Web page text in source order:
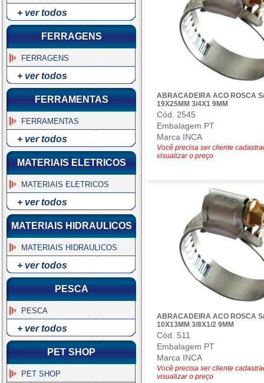
+ ver todos
FERRAGENS
FERRAGENS
+ ver todos
FERRAMENTAS
FERRAMENTAS
+ ver todos
MATERIAIS ELETRICOS
MATERIAIS ELETRICOS
+ ver todos
MATERIAIS HIDRAULICOS
MATERIAIS HIDRAULICOS
+ ver todos
PESCA
PESCA
+ ver todos
PET SHOP
PET SHOP
ABRACADEIRA ACO ROSCA
19X25MM 3/4X1 9MM
Cód. 2545
Embalagem PT
Marca INCA
Você precisa ser cliente
visualizar o preço
ABRACADEIRA ACO ROSCA
10X13MM 3/8X1/2 9MM
Cód. 511
Embalagem PT
Marca INCA
Você precisa ser cliente
visualizar o preço